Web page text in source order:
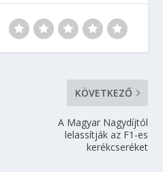
KÖVETKEZŐ
A Magyar Nagydíjtól
lelassítják az F1-es
kerékcseréket